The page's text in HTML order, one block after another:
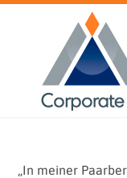
„In meiner